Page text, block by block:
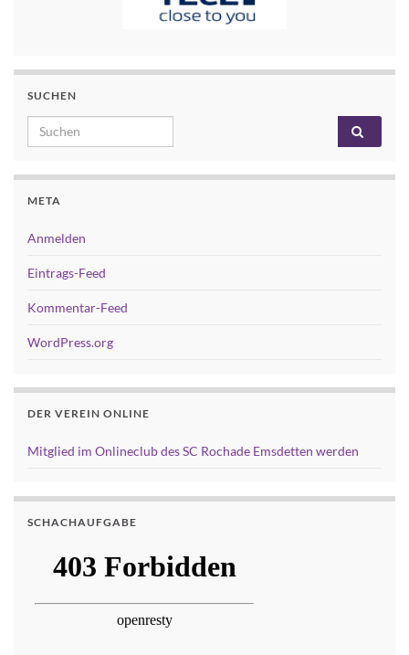
SUCHEN
Search for:
META
Anmelden
Eintrags-Feed
Kommentar-Feed
WordPress.org
DER VEREIN ONLINE
Mitglied im Onlineclub des SC Rochade Emsdetten werden
SCHACHAUFGABE